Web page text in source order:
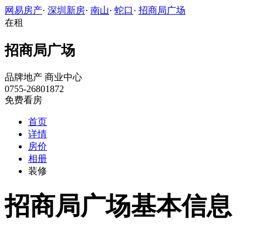
网易房产· 深圳新房· 南山· 蛇口· 招商局广场
在租
招商局广场
品牌地产 商业中心
0755-26801872
免费看房
首页
详情
房价
相册
装修
招商局广场基本信息